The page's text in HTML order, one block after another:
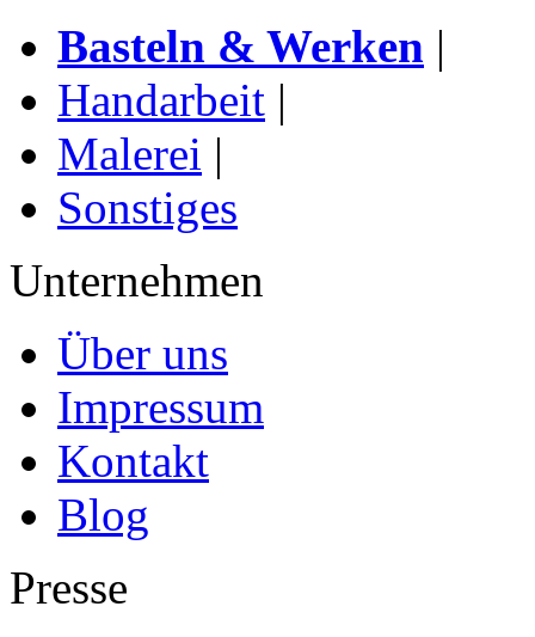
Basteln & Werken |
Handarbeit |
Malerei |
Sonstiges
Unternehmen
Über uns
Impressum
Kontakt
Blog
Presse